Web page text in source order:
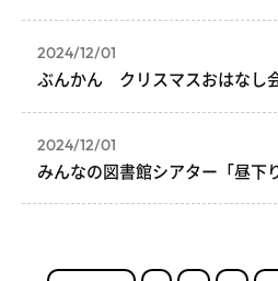
2024/12/01
ぶんかん クリスマスおはなし
2024/12/01
みんなの図書館シアター「昼下